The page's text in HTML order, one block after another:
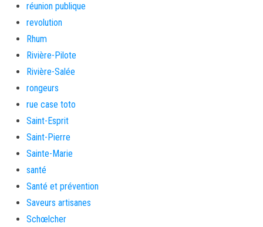
réunion publique
revolution
Rhum
Rivière-Pilote
Rivière-Salée
rongeurs
rue case toto
Saint-Esprit
Saint-Pierre
Sainte-Marie
santé
Santé et prévention
Saveurs artisanes
Schœlcher